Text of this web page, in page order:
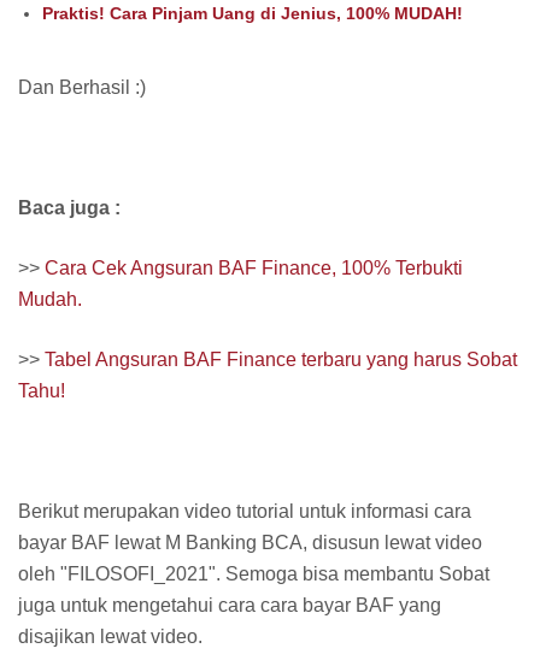
Praktis! Cara Pinjam Uang di Jenius, 100% MUDAH!
Dan Berhasil :)
Baca juga :
>> Cara Cek Angsuran BAF Finance, 100% Terbukti
Mudah.
>> Tabel Angsuran BAF Finance terbaru yang harus Sobat
Tahu!
Berikut merupakan video tutorial untuk informasi cara
bayar BAF lewat M Banking BCA, disusun lewat video
oleh "FILOSOFI_2021". Semoga bisa membantu Sobat
juga untuk mengetahui cara cara bayar BAF yang
disajikan lewat video.